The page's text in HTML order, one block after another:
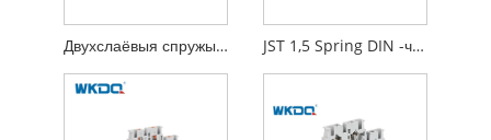
Двухслаёвыя спружынныя клеммныя калодкі, шматузроўневыя 4 мм² IEC 60947-7-1 JST 1,5 Spring DIN -чыгуначны блок раз'ём, загружаны супраць вібрацыі